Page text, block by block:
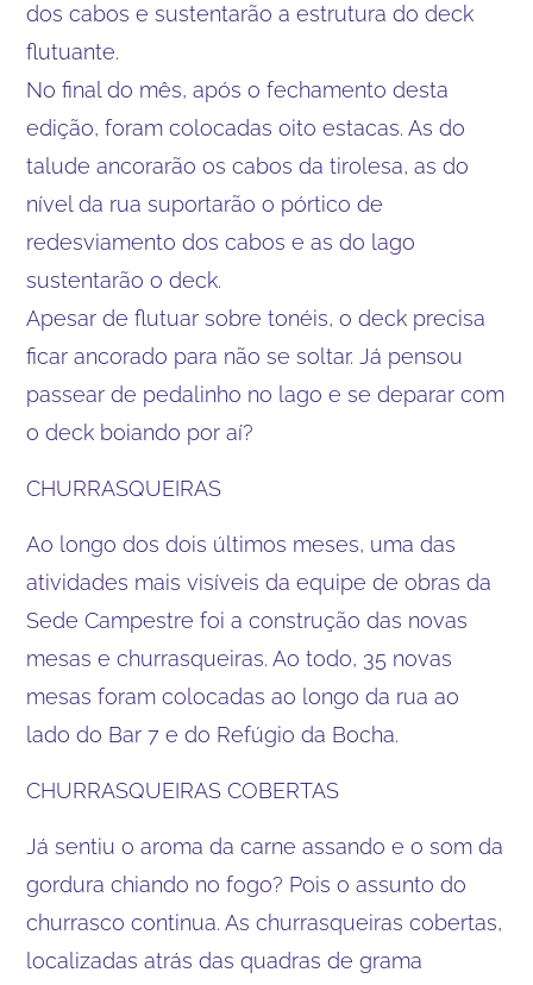
dos cabos e sustentarão a estrutura do deck
flutuante.
No final do mês, após o fechamento desta
edição, foram colocadas oito estacas. As do
talude ancorarão os cabos da tirolesa, as do
nível da rua suportarão o pórtico de
redesviamento dos cabos e as do lago
sustentarão o deck.
Apesar de flutuar sobre tonéis, o deck precisa
ficar ancorado para não se soltar. Já pensou
passear de pedalinho no lago e se deparar com
o deck boiando por aí?
CHURRASQUEIRAS
Ao longo dos dois últimos meses, uma das
atividades mais visíveis da equipe de obras da
Sede Campestre foi a construção das novas
mesas e churrasqueiras. Ao todo, 35 novas
mesas foram colocadas ao longo da rua ao
lado do Bar 7 e do Refúgio da Bocha.
CHURRASQUEIRAS COBERTAS
Já sentiu o aroma da carne assando e o som da
gordura chiando no fogo? Pois o assunto do
churrasco continua. As churrasqueiras cobertas,
localizadas atrás das quadras de grama